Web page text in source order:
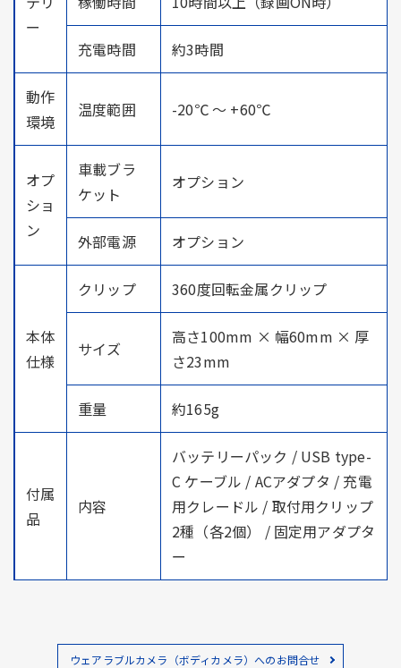
ー
充電時間 約3時間
動作
環境
温度範囲 -20℃ ～ +60℃
オプ
ショ
ン
車載ブラ
ケット
オプション
外部電源 オプション
本体
仕様
クリップ 360度回転金属クリップ
サイズ
高さ100mm × 幅60mm × 厚
さ23mm
重量 約165g
付属
品
内容
バッテリーパック / USB type-
C ケーブル / ACアダプタ / 充電
用クレードル / 取付用クリップ
2種（各2個） / 固定用アダプタ
ー
ウェアラブルカメラ（ボディカメラ）へのお問合せ